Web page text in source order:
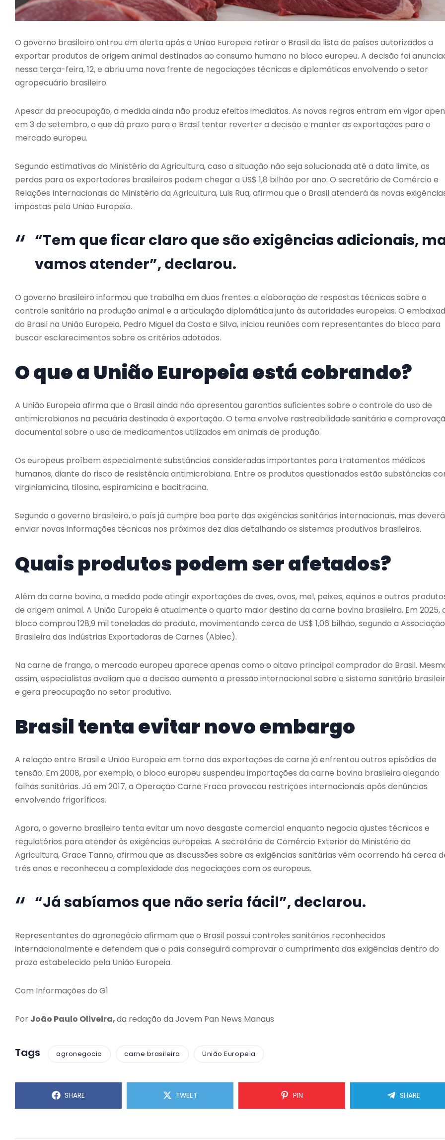
O governo brasileiro entrou em alerta após a União Europeia retirar o Brasil da lista de países autorizados a
exportar produtos de origem animal destinados ao consumo humano no bloco europeu. A decisão foi
nessa terça-feira, 12, e abriu uma nova frente de negociações técnicas e diplomáticas envolvendo o setor
agropecuário brasileiro.
Apesar da preocupação, a medida ainda não produz efeitos imediatos. As novas regras entram em vigor
em 3 de setembro, o que dá prazo para o Brasil tentar reverter a decisão e manter as exportações para o
mercado europeu.
Segundo estimativas do Ministério da Agricultura, caso a situação não seja solucionada até a data limite, as
perdas para os exportadores brasileiros podem chegar a US$ 1,8 bilhão por ano. O secretário de Comércio e
Relações Internacionais do Ministério da Agricultura, Luis Rua, afirmou que o Brasil atenderá às novas
impostas pela União Europeia.
“Tem que ficar claro que são exigências adicionais,
vamos atender”, declarou.
O governo brasileiro informou que trabalha em duas frentes: a elaboração de respostas técnicas sobre o
controle sanitário na produção animal e a articulação diplomática junto às autoridades europeias. O
do Brasil na União Europeia, Pedro Miguel da Costa e Silva, iniciou reuniões com representantes do bloco para
buscar esclarecimentos sobre os critérios adotados.
O que a União Europeia está cobrando?
A União Europeia afirma que o Brasil ainda não apresentou garantias suficientes sobre o controle do uso de
antimicrobianos na pecuária destinada à exportação. O tema envolve rastreabilidade sanitária e
documental sobre o uso de medicamentos utilizados em animais de produção.
Os europeus proíbem especialmente substâncias consideradas importantes para tratamentos médicos
humanos, diante do risco de resistência antimicrobiana. Entre os produtos questionados estão substâncias
virginiamicina, tilosina, espiramicina e bacitracina.
Segundo o governo brasileiro, o país já cumpre boa parte das exigências sanitárias internacionais, mas deverá
enviar novas informações técnicas nos próximos dez dias detalhando os sistemas produtivos brasileiros.
Quais produtos podem ser afetados?
Além da carne bovina, a medida pode atingir exportações de aves, ovos, mel, peixes, equinos e outros
de origem animal. A União Europeia é atualmente o quarto maior destino da carne bovina brasileira. Em 2025,
bloco comprou 128,9 mil toneladas do produto, movimentando cerca de US$ 1,06 bilhão, segundo a Associação
Brasileira das Indústrias Exportadoras de Carnes (Abiec).
Na carne de frango, o mercado europeu aparece apenas como o oitavo principal comprador do Brasil.
assim, especialistas avaliam que a decisão aumenta a pressão internacional sobre o sistema sanitário
e gera preocupação no setor produtivo.
Brasil tenta evitar novo embargo
A relação entre Brasil e União Europeia em torno das exportações de carne já enfrentou outros episódios de
tensão. Em 2008, por exemplo, o bloco europeu suspendeu importações da carne bovina brasileira alegando
falhas sanitárias. Já em 2017, a Operação Carne Fraca provocou restrições internacionais após denúncias
envolvendo frigoríficos.
Agora, o governo brasileiro tenta evitar um novo desgaste comercial enquanto negocia ajustes técnicos e
regulatórios para atender às exigências europeias. A secretária de Comércio Exterior do Ministério da
Agricultura, Grace Tanno, afirmou que as discussões sobre as exigências sanitárias vêm ocorrendo há cerca
três anos e reconheceu a complexidade das negociações com os europeus.
“Já sabíamos que não seria fácil”, declarou.
Representantes do agronegócio afirmam que o Brasil possui controles sanitários reconhecidos
internacionalmente e defendem que o país conseguirá comprovar o cumprimento das exigências dentro do
prazo estabelecido pela União Europeia.
Com Informações do G1
Por João Paulo Oliveira,da redação da Jovem Pan News Manaus
Tags agronegocio carne brasileira União Europeia
SHARE TWEET PIN SHARE